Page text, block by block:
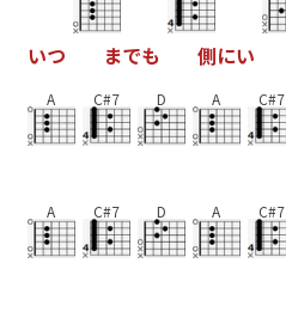
いつ までも 側にい
A C#7 D A C#7
A C#7 D A C#7